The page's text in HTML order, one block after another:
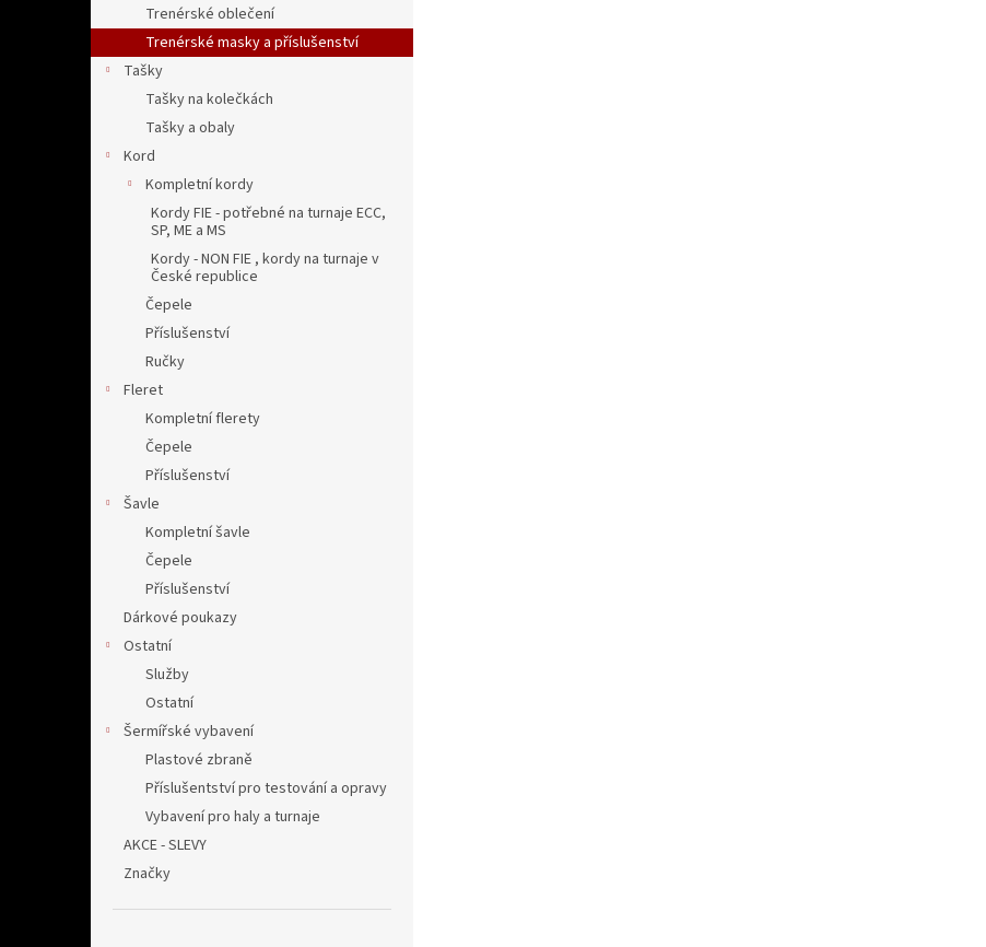
Trenérské oblečení
Trenérské masky a příslušenství
Tašky
Tašky na kolečkách
Tašky a obaly
Kord
Kompletní kordy
Kordy FIE - potřebné na turnaje ECC,
SP, ME a MS
Kordy - NON FIE , kordy na turnaje v
České republice
Čepele
Příslušenství
Ručky
Fleret
Kompletní flerety
Čepele
Příslušenství
Šavle
Kompletní šavle
Čepele
Příslušenství
Dárkové poukazy
Ostatní
Služby
Ostatní
Šermířské vybavení
Plastové zbraně
Příslušentství pro testování a opravy
Vybavení pro haly a turnaje
AKCE - SLEVY
Značky